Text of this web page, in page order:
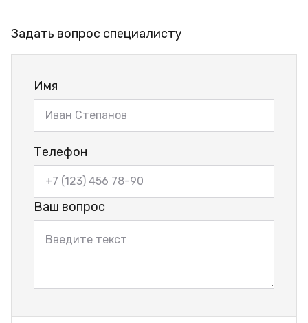
Задать вопрос специалисту
Имя
Телефон
Ваш вопрос